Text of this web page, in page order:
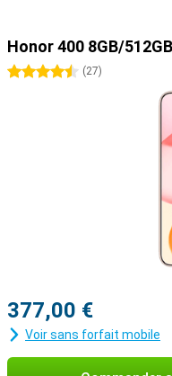
Honor 400 8GB/
4.5 étoiles
(27)
377,00 €
Voir sans forfait mobile